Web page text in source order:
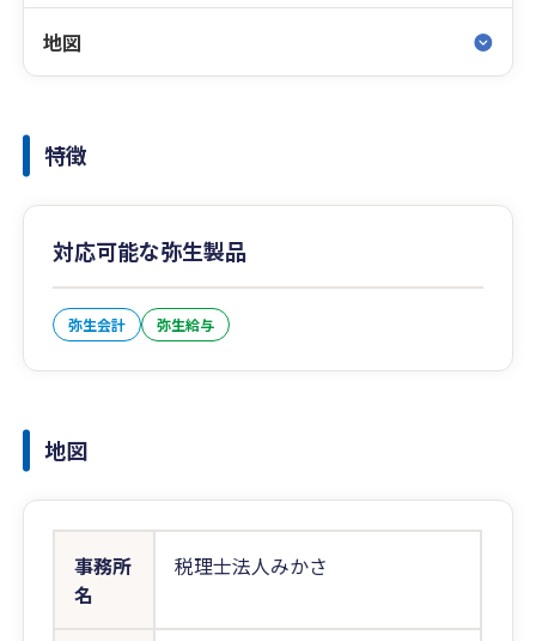
地図
特徴
対応可能な弥生製品
弥生会計 弥生給与
地図
事務所
名
税理士法人みかさ